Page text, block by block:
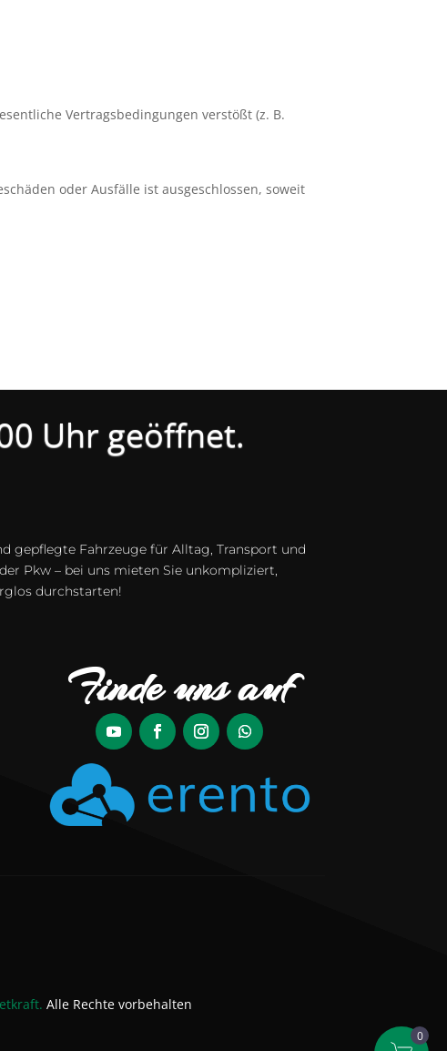
Vertragsbedingungen verstößt (z. B.
oder Ausfälle ist ausgeschlossen, soweit
Uhr geöffnet.
gepflegte Fahrzeuge für Alltag, Transport und
Pkw – bei uns mieten Sie unkompliziert,
durchstarten!
Finde uns auf
Alle Rechte vorbehalten